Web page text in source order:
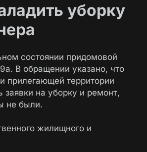
уборку
состоянии придомовой
В обращении указано, что
прилегающей территории
на уборку и ремонт,
не были.
жилищного и